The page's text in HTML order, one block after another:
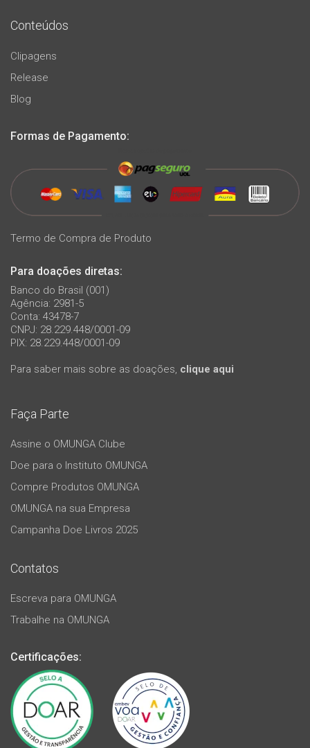
Conteúdos
Clipagens
Release
Blog
Formas de Pagamento:
Termo de Compra de Produto
Para doações diretas:
Banco do Brasil (001)
Agência: 2981-5
Conta: 43478-7
CNPJ: 28.229.448/0001-09
PIX: 28.229.448/0001-09
Para saber mais sobre as doações, clique aqui
Faça Parte
Assine o OMUNGA Clube
Doe para o Instituto OMUNGA
Compre Produtos OMUNGA
OMUNGA na sua Empresa
Campanha Doe Livros 2025
Contatos
Escreva para OMUNGA
Trabalhe na OMUNGA
Certificações: